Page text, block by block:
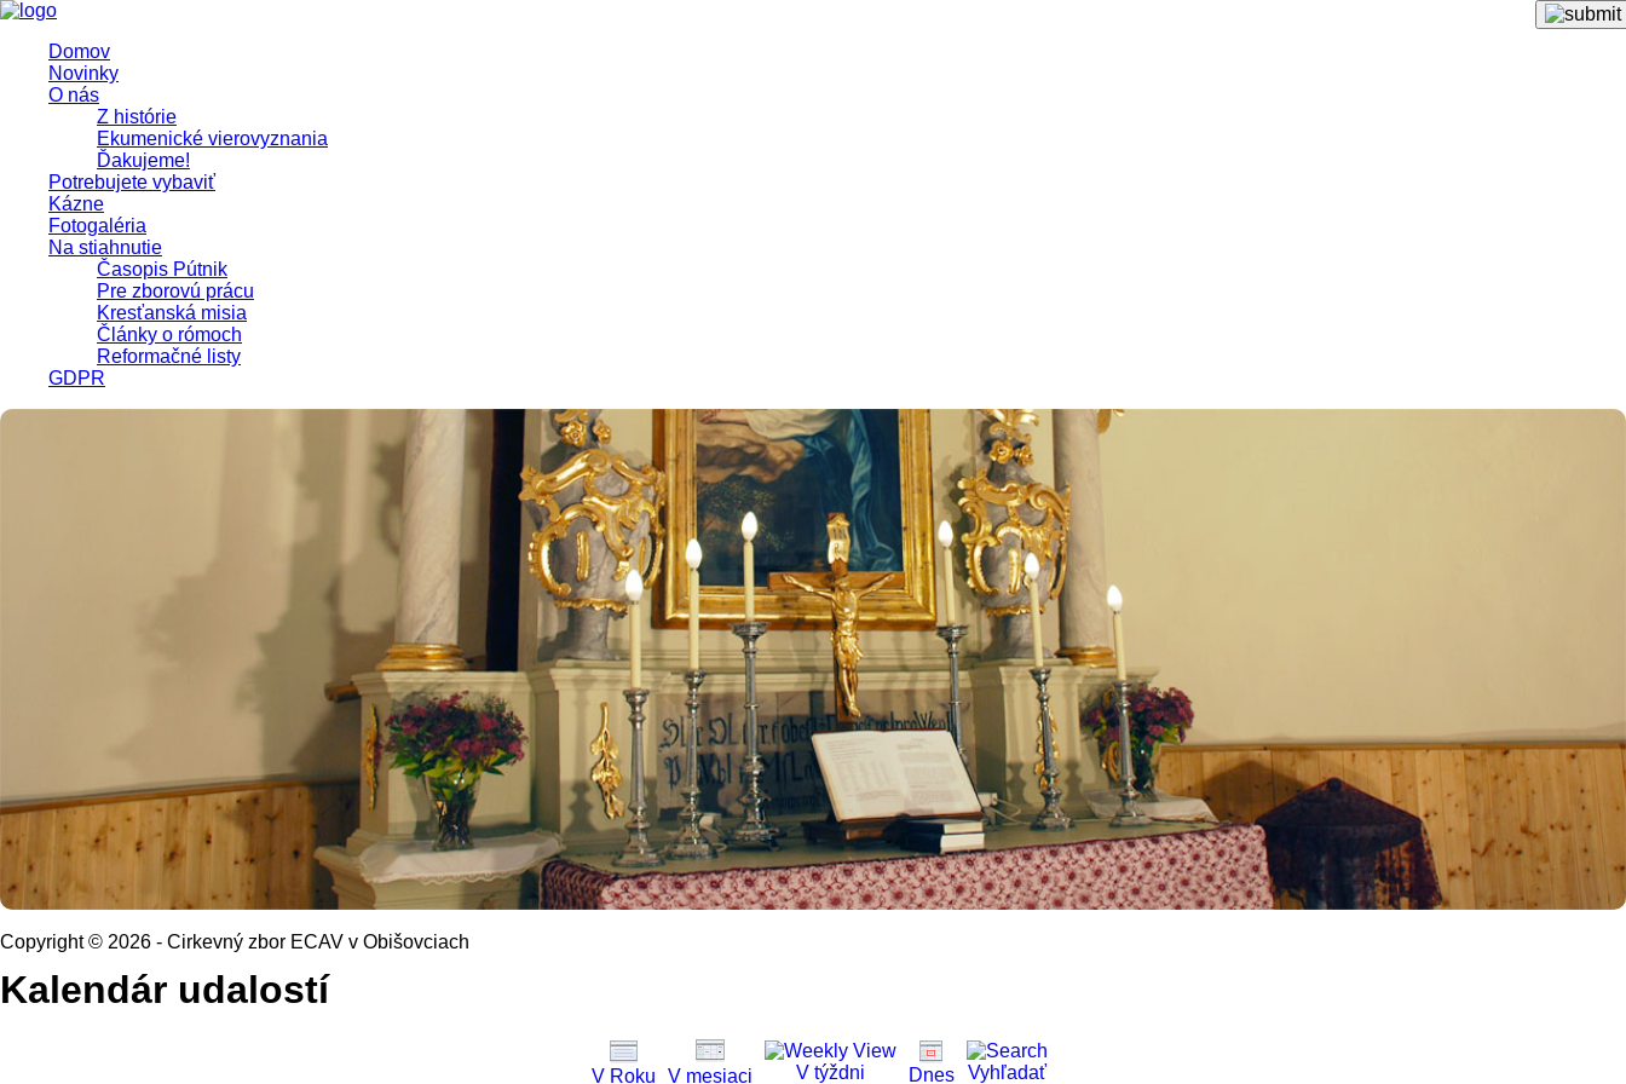
Domov
Novinky
O nás
Z histórie
Ekumenické vierovyznania
Ďakujeme!
Potrebujete vybaviť
Kázne
Fotogaléria
Na stiahnutie
Časopis Pútnik
Pre zborovú prácu
Kresťanská misia
Články o rómoch
Reformačné listy
GDPR
Copyright © 2026 - Cirkevný zbor ECAV v Obišovciach
Kalendár udalostí
V Roku V mesiaci V týždni Dnes Vyhľadať